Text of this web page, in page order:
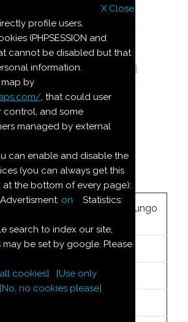
X Close
profile users.
(PHPSESSION and
cannot be disabled but that
information.
by
, that could user
control, and some
managed by external
can enable and disable the
(you can always get this
at the bottom of every page):
on Statistics:
search to index our site,
be set by google. Please
cookies]
[Use only
[No, no cookies please]
di Pierre
di casa Magnaghi-Zorzoli
di Pierre
uovo di cioccolato lungo
Pan di Spagna
ricotta